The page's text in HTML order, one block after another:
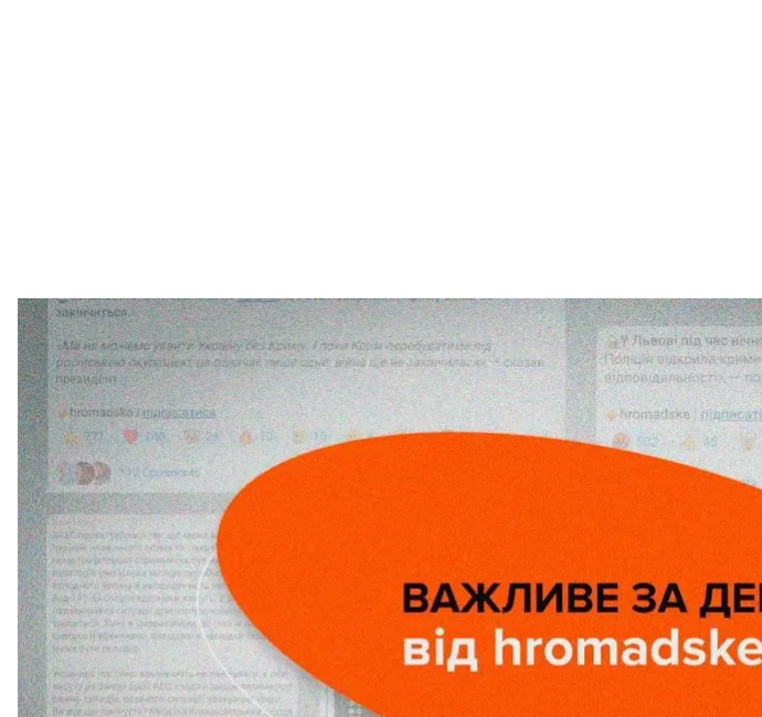
Всемирная федерация фехтования отменила дисквалификацию Ольги
обязанности главы Минкульта; россияне нанесли ракетный удар по
главные новости за 28 июля.
Отмена дисквалификации
Международный олимпийский комитетпредоставил
автоматическую
украинской спортсменке Ольге Харлан, которую 27 июля
Впоследствии Всемирная федерация фехтования (FIE)
отменила
Дмитрий Кулеба поздравил спортсменку с восстановлением права